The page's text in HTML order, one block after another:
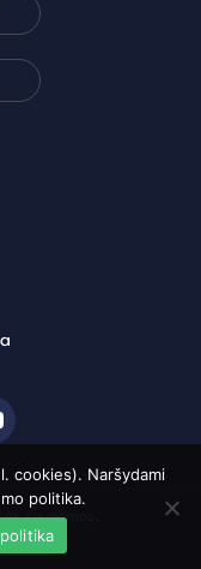
saugomos.
cookies). Naršydami
politika.